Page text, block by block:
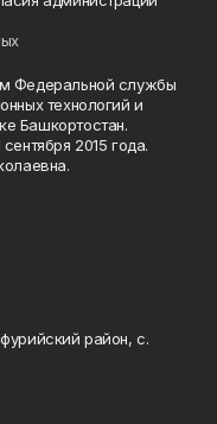
Федеральной службы
технологий и
Башкортостан.
2015 года.
район, с.